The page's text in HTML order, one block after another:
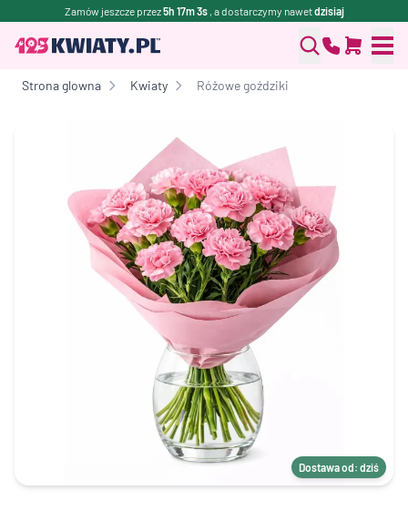
Zamów jeszcze przez5h 17m 3s , a dostarczymy nawetdzisiaj
Strona glowna Kwiaty Różowe goździki
Dostawa od: dziś